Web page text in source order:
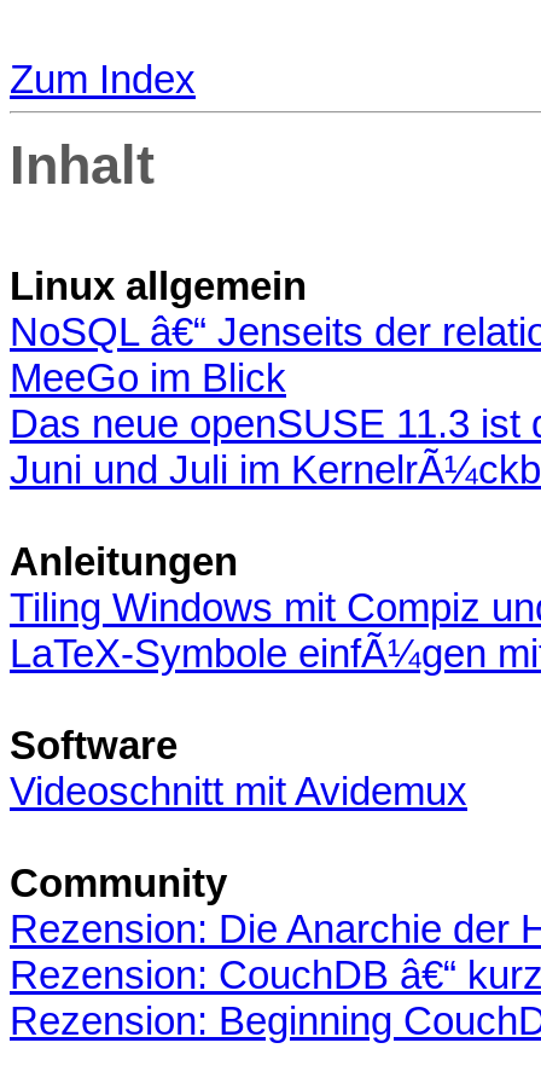
Zum Index
Inhalt
Linux allgemein
NoSQL â€“ Jenseits der
MeeGo im Blick
Das neue openSUSE 11.3 ist
Juni und Juli im
Anleitungen
Tiling Windows mit Compiz
LaTeX-Symbole einfÃ¼gen
Software
Videoschnitt mit Avidemux
Community
Rezension: Die Anarchie der
Rezension: CouchDB â€“
Rezension: Beginning